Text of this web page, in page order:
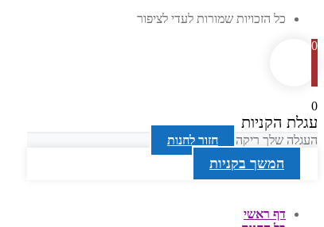
כל הזכויות שמורות לעדי לציפור
0
0
עגלת הקניות
העגלה שלך ריקה חזור לחנות
המשך בקניות
דף ראשי